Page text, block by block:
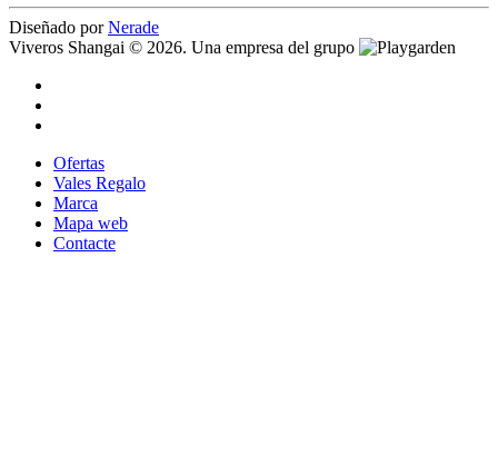
Diseñado porNerade
Viveros Shangai © 2026. Una empresa del grupo
Ofertas
Vales Regalo
Marca
Mapa web
Contacte